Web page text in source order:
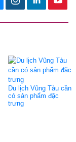
Du lịch Vũng Tàu cần
có sản phẩm đặc
trưng